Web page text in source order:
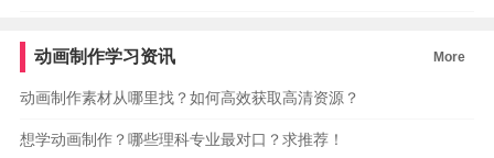
动画制作学习资讯 More
动画制作素材从哪里找？如何高效获取高清资源？
想学动画制作？哪些理科专业最对口？求推荐！